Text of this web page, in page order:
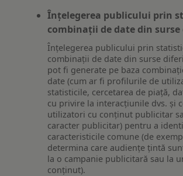
Înțelegerea publicului prin
combinații de date din
Înțelegerea publicului prin
combinații de date din surse
pot fi generate pe baza
date (cum ar fi profilurile de
statisticile, cercetarea de piață,
cu privire la interacțiunile dvs. și
utilizatori cu conținut publicitar
caracter publicitar) pentru a
caracteristicile comune (de
determina care audiențe țintă
la o campanie publicitară sau la
conținut).